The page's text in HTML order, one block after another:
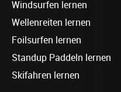
Windsurfen lernen
Wellenreiten lernen
Foilsurfen lernen
Standup Paddeln lernen
Skifahren lernen